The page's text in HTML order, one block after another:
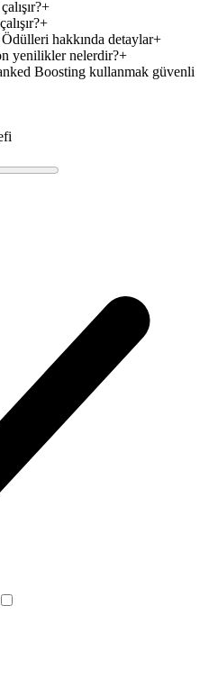
+
+
hakkında detaylar+
yenilikler nelerdir?+
Boosting kullanmak güvenli